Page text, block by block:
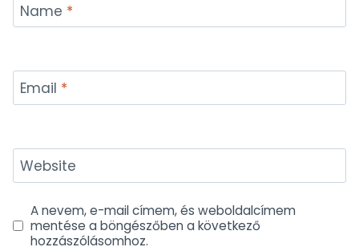
Name *
Email *
Website
A nevem, e-mail címem, és weboldalcímem
mentése a böngészőben a következő
hozzászólásomhoz.